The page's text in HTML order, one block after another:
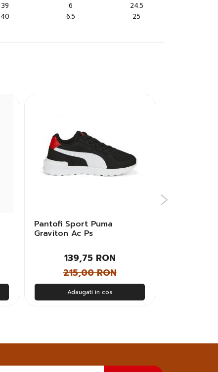
39
6
24.5
40
6.5 25
Pantofi Sport Puma
Graviton Ac Ps
139,75 RON
215,00 RON
Adaugati in cos